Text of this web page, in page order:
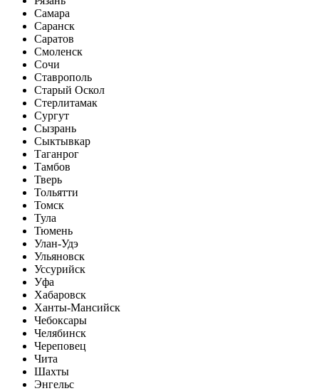
Самара
Саранск
Саратов
Смоленск
Сочи
Ставрополь
Старый Оскол
Стерлитамак
Сургут
Сызрань
Сыктывкар
Таганрог
Тамбов
Тверь
Тольятти
Томск
Тула
Тюмень
Улан-Удэ
Ульяновск
Уссурийск
Уфа
Хабаровск
Ханты-Мансийск
Чебоксары
Челябинск
Череповец
Чита
Шахты
Энгельс